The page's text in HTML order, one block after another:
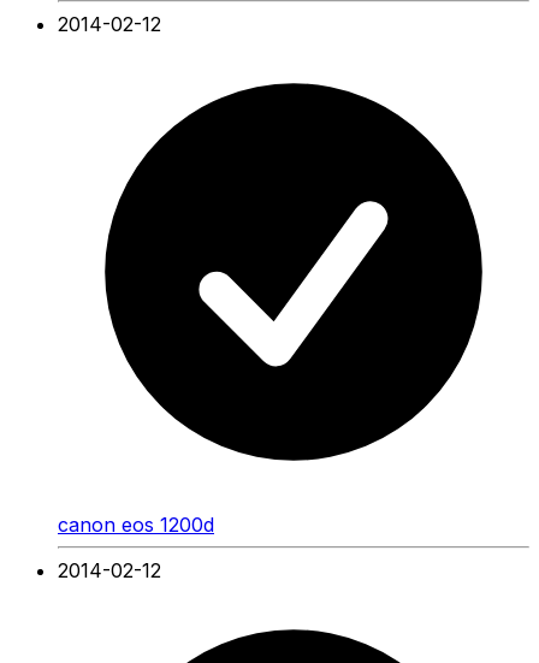
2014-02-12
canon eos 1200d
2014-02-12